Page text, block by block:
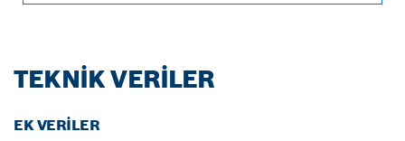
TEKNIK VERILER
EK VERILER